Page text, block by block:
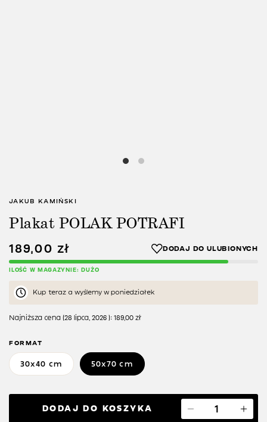
JAKUB KAMIŃSKI
Plakat POLAK POTRAFI
189,00 zł
ILOŚĆ W MAGAZYNIE: DUŻO
Kup teraz a wyślemy w poniedziałek
Najniższa cena (28 lipca, 2026 ): 189,00 zł
FORMAT
30x40 cm 50x70 cm
DODAJ DO KOSZYKA